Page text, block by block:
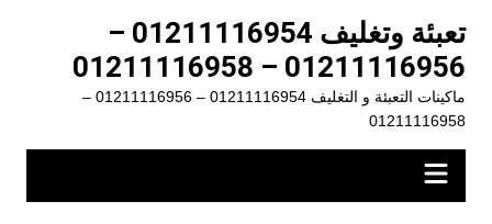
المحتوى
تعبئة وتغليف 01211116954 –
01211116956 – 01211116958
ماكينات التعبئة و التغليف 01211116954 – 01211116956 –
01211116958